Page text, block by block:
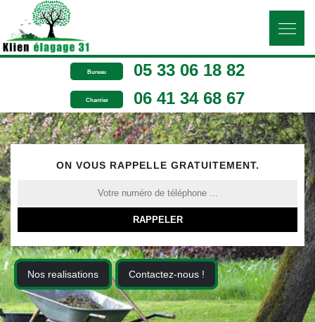
Bureau 05 33 06 18 82
Chantier 06 41 34 68 67
ON VOUS RAPPELLE GRATUITEMENT.
Nos realisations Contactez-nous !